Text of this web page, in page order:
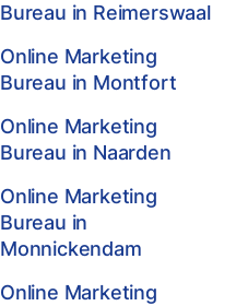
Bureau in Reimerswaal
Online Marketing
Bureau in Montfort
Online Marketing
Bureau in Naarden
Online Marketing
Bureau in
Monnickendam
Online Marketing